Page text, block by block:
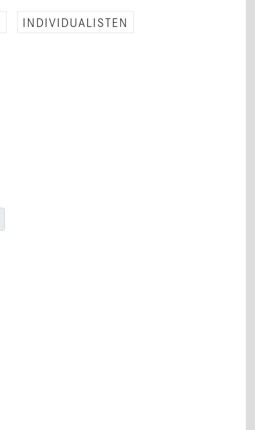
INDIVIDUALISTEN